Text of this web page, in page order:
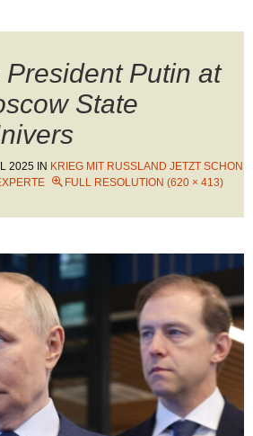
President Putin at
State
2025 IN KRIEG MIT RUSSLAND JETZT SCHON
FULL RESOLUTION (620 × 413)